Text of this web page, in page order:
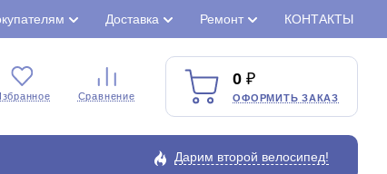
Доставка Ремонт КОНТАКТЫ
Сравнение
0
ОФОРМИТЬ ЗАКАЗ
Дарим второй велосипед!